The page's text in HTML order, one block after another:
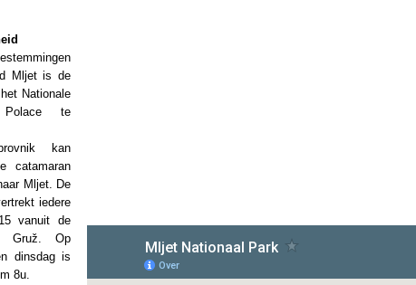
Mljet is de
Nationale
te
kan
catamaran
Mljet. De
iedere
vanuit de
Gruž. Op
dinsdag is
8u.